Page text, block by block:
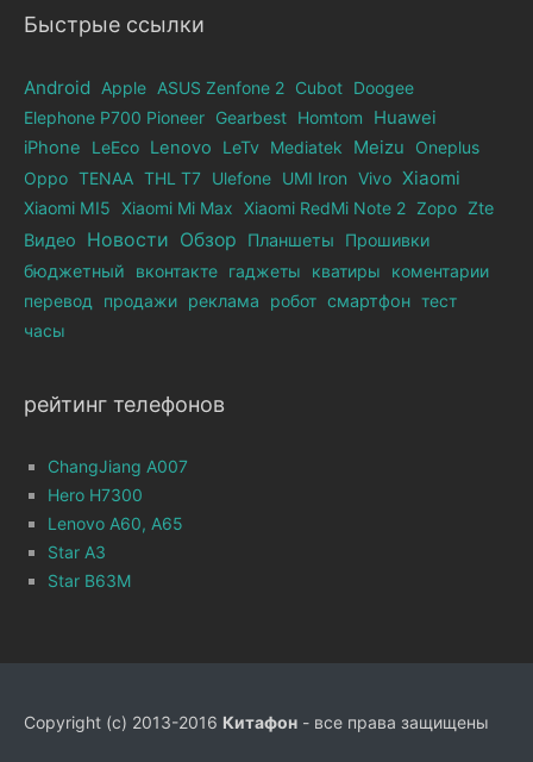
Быстрые ссылки
Android Apple ASUS Zenfone 2 Cubot Doogee
Elephone Р700 Pioneer Gearbest Homtom
Huawei
iPhone
LeEco Lenovo LeTv Mediatek Meizu
Oneplus
Oppo TENAA THL T7 Ulefone UMI Iron Vivo Xiaomi
Xiaomi MI5 Xiaomi Mi Max Xiaomi RedMi Note 2 Zopo Zte
Видео Новости Обзор Планшеты
Прошивки
бюджетный
вконтакте гаджеты кватиры
коментарии
перевод
продажи реклама робот смартфон тест
часы
рейтинг телефонов
ChangJiang A007
Hero H7300
Lenovo A60, A65
Star A3
Star B63M
Copyright (c) 2013-2016 Китафон - все права защищены